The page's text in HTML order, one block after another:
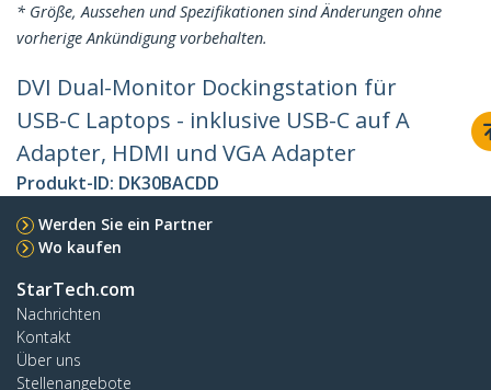
* Größe, Aussehen und Spezifikationen sind Änderungen ohne
vorherige Ankündigung vorbehalten.
DVI Dual-Monitor Dockingstation für
USB-C Laptops - inklusive USB-C auf A
Adapter, HDMI und VGA Adapter
Produkt-ID: DK30BACDD
Werden Sie ein Partner
Wo kaufen
StarTech.com
Nachrichten
Kontakt
Über uns
Stellenangebote